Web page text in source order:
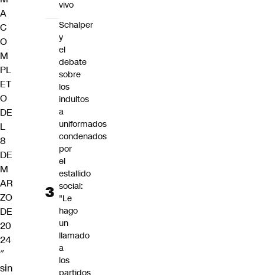
A
C
O
M
PL
ET
O
DE
L
8
DE
M
AR
ZO
DE
20
24
″
sin
vivo
Schalper
y
el
debate
sobre
los
indultos
a
uniformados
condenados
por
el
estallido
social:
"Le
hago
un
llamado
a
los
partidos